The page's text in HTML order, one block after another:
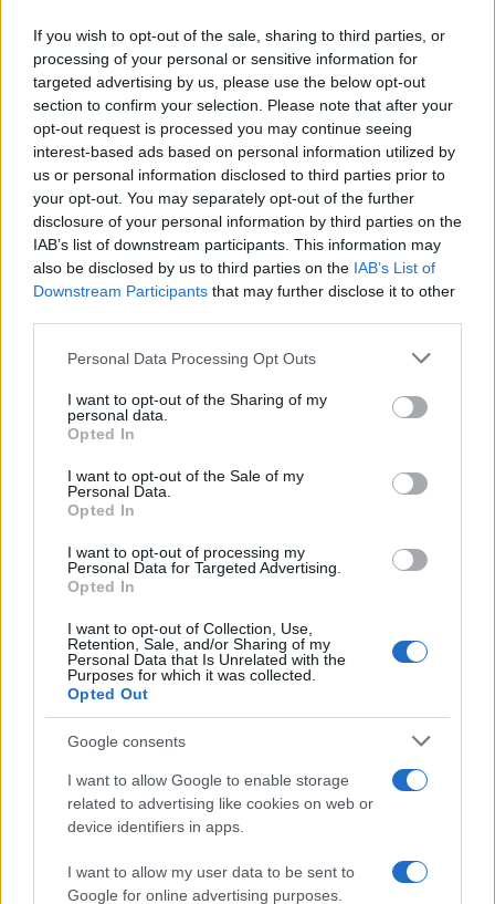
If you wish to opt-out of the sale, sharing to third parties, or
processing of your personal or sensitive information for
targeted advertising by us, please use the below opt-out
section to confirm your selection. Please note that after your
opt-out request is processed you may continue seeing
interest-based ads based on personal information utilized by
us or personal information disclosed to third parties prior to
your opt-out. You may separately opt-out of the further
disclosure of your personal information by third parties on the
IAB’s list of downstream participants. This information may
also be disclosed by us to third parties on the IAB’s List of
Downstream Participants that may further disclose it to other
Please note that this website/app uses one or more Google
not limited to your visit or usage behaviour. You may click to
grant or deny consent to Google and its third-party tags to
use your data for below specified purposes in below Google
consent section.
Personal Data Processing Opt Outs
I want to opt-out of the Sharing of my
personal data.
Opted In
I want to opt-out of the Sale of my
Personal Data.
Opted In
I want to opt-out of processing my
Personal Data for Targeted Advertising.
Opted In
I want to opt-out of Collection, Use,
Retention, Sale, and/or Sharing of my
Personal Data that Is Unrelated with the
Purposes for which it was collected.
Opted Out
Google consents
I want to allow Google to enable storage
related to advertising like cookies on web or
device identifiers in apps.
I want to allow my user data to be sent to
Google for online advertising purposes.
UPS 650VA– Prezzo: 75,61 €
UPS 1200VA – Prezzo: 123,56 €
Investire in un UPS di qualità è essenziale per ogni
nerd della tecnologia che desidera mantenere i
propri dispositivi al sicuro.
AUTORE
Continua a leggere